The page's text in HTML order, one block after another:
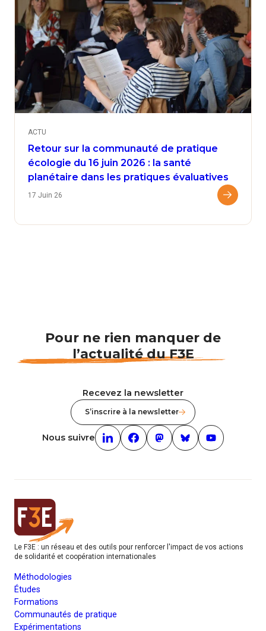
ACTU
Retour sur la communauté de pratique
écologie du 16 juin 2026 : la santé
planétaire dans les pratiques évaluatives
17 Juin 26
Pour ne rien manquer de
l’actualité du F3E
Recevez la newsletter
S’inscrire à la newsletter
Nous suivre Linkedin (nouvelle fenêtre)
Facebook (nouvelle fenêtre)
mastodon (nouvelle
Bluesky (nouvelle
Youtube
Le F3E : un réseau et des outils pour renforcer l'impact de vos actions
de solidarité et coopération internationales
Méthodologies
Études
Formations
Communautés de pratique
Expérimentations